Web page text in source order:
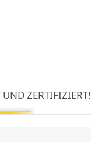
ZERTIFIZIERT!